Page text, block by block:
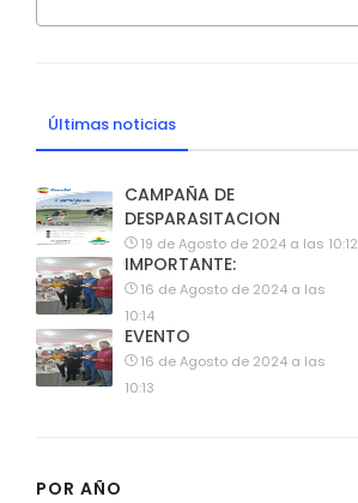
Últimas noticias
CAMPAÑA DE
DESPARASITACION
19 de Agosto de 2024 a las 10:12
IMPORTANTE:
16 de Agosto de 2024 a las
10:14
EVENTO
16 de Agosto de 2024 a las
10:13
POR AÑO